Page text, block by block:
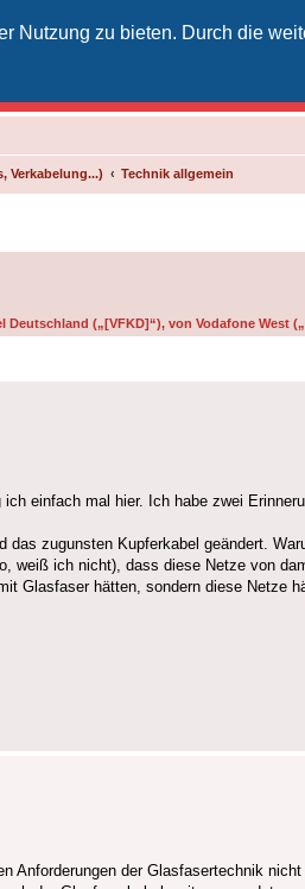
Nutzung zu bieten. Durch die
Verkabelung...) Technik allgemein
(„[VFKD]“), von Vodafone West
einfach mal hier. Ich habe zwei
zugunsten Kupferkabel geändert.
ich nicht), dass diese Netze von
Glasfaser hätten, sondern diese Netze
Anforderungen der Glasfasertechnik